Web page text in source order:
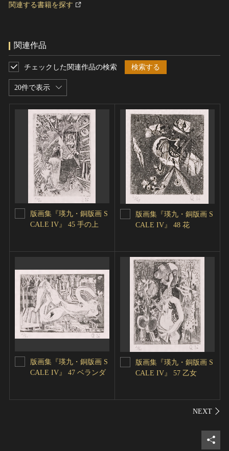
関連する書籍を探す
関連作品
20件で表示
チェックした関連作品の検索 検索する
版画集『瑛九・銅版画 S
CALE IV』 45 手の上
版画集『瑛九・銅版画 S
CALE IV』 48 花
版画集『瑛九・銅版画 S
CALE IV』 47 ベランダ
版画集『瑛九・銅版画 S
CALE IV』 57 乙女
シェ